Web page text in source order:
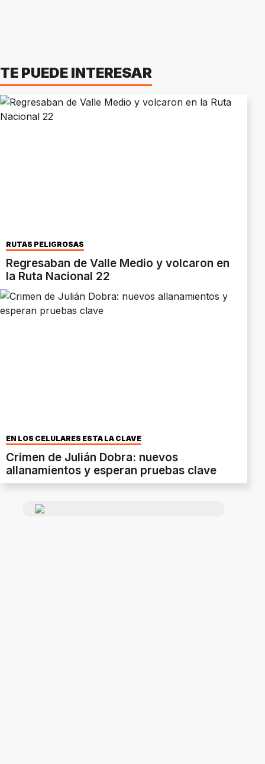
TE PUEDE INTERESAR
RUTAS PELIGROSAS
Regresaban de Valle Medio y volcaron en
la Ruta Nacional 22
EN LOS CELULARES ESTÁ LA CLAVE
Crimen de Julián Dobra: nuevos
allanamientos y esperan pruebas clave